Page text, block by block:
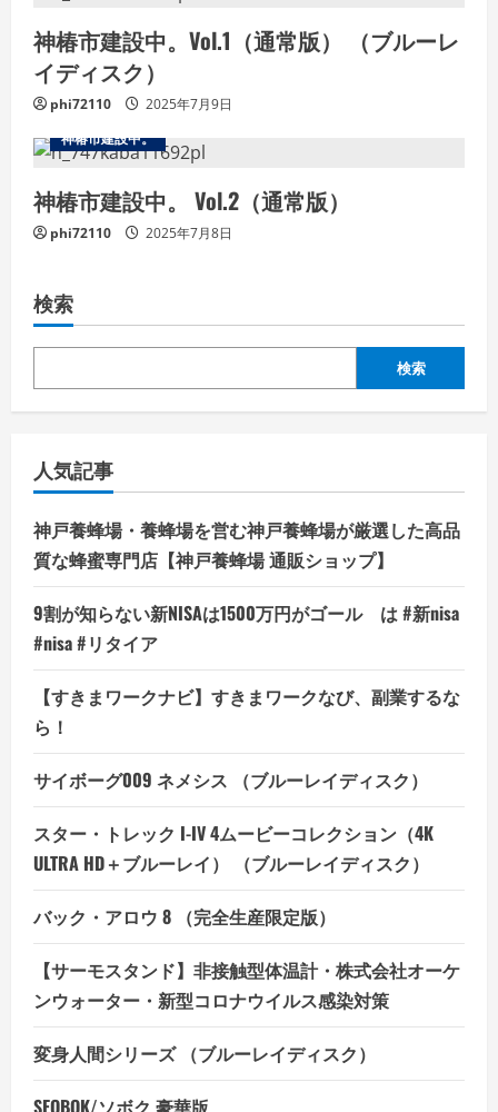
神椿市建設中。Vol.1（通常版） （ブルーレ
イディスク）
phi72110
2025年7月9日
神椿市建設中。
神椿市建設中。 Vol.2（通常版）
phi72110 2025年7月8日
検索
検索
人気記事
神戸養蜂場・養蜂場を営む神戸養蜂場が厳選した高品
質な蜂蜜専門店【神戸養蜂場 通販ショップ】
9割が知らない新NISAは1500万円がゴール は #新nisa
#nisa #リタイア
【すきまワークナビ】すきまワークなび、副業するな
ら！
サイボーグ009 ネメシス （ブルーレイディスク）
スター・トレック I-IV 4ムービーコレクション（4K
ULTRA HD＋ブルーレイ） （ブルーレイディスク）
バック・アロウ 8 （完全生産限定版）
【サーモスタンド】非接触型体温計・株式会社オーケ
ンウォーター・新型コロナウイルス感染対策
変身人間シリーズ （ブルーレイディスク）
SEOBOK/ソボク 豪華版